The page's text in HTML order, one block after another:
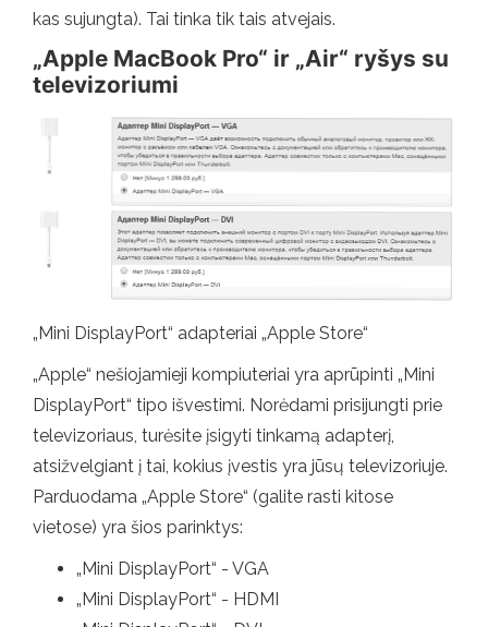
kas sujungta). Tai tinka tik tais atvejais.
„Apple MacBook Pro“ ir „Air“ ryšys su
televizoriumi
„Mini DisplayPort“ adapteriai „Apple Store“
„Apple“ nešiojamieji kompiuteriai yra aprūpinti „Mini
DisplayPort“ tipo išvestimi. Norėdami prisijungti prie
televizoriaus, turėsite įsigyti tinkamą adapterį,
atsižvelgiant į tai, kokius įvestis yra jūsų televizoriuje.
Parduodama „Apple Store“ (galite rasti kitose
vietose) yra šios parinktys:
„Mini DisplayPort“ - VGA
„Mini DisplayPort“ - HDMI